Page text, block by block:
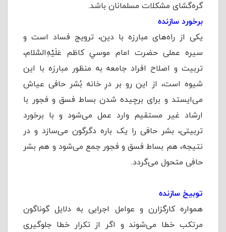
گره‌گشای مشکلات مسلمانان باشد.
برخورد سازنده
یکی از راه‌های مبارزه با دین، ترویج فساد است و
سیره عملی حضرت امام موسي کاظم عَلَيْهِ‌السَّلام،
تربیت و اصلاح افراد جامعه به منظور مبارزه با این
شیوه است، از این رو بر درِ خانه‌ بُشر حافی عیاش
می‌ایستد و برای برچیده شدن بساط فسق و فجور با
ارشاد غیر مستقیم وارد عمل می‌شود و با برخورد
تربیتی، بشر حافی را یک باره دگرگون می‌سازد و در
نتیجه، هم بساط فسق و فجور جمع می‌شود و هم بشر
حافی متحول می‌گردد.
توبیخ سازنده
همواره کارگزارن و عوامل اجرایی به دلایل گوناگون
مرتکب خطا می‌شوند و اگر از تکرار خطا جلوگیری